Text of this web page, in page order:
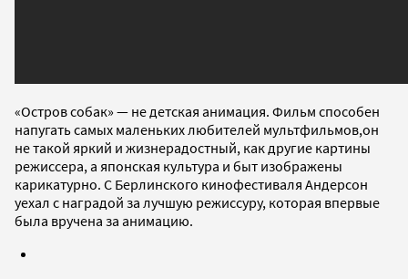
«Остров собак» — не детская анимация. Фильм способен
напугать самых маленьких любителей мультфильмов,он
не такой яркий и жизнерадостный, как другие картины
режиссера, а японская культура и быт изображены
карикатурно. С Берлинского кинофестиваля Андерсон
уехал с наградой за лучшую режиссуру, которая впервые
была вручена за анимацию.